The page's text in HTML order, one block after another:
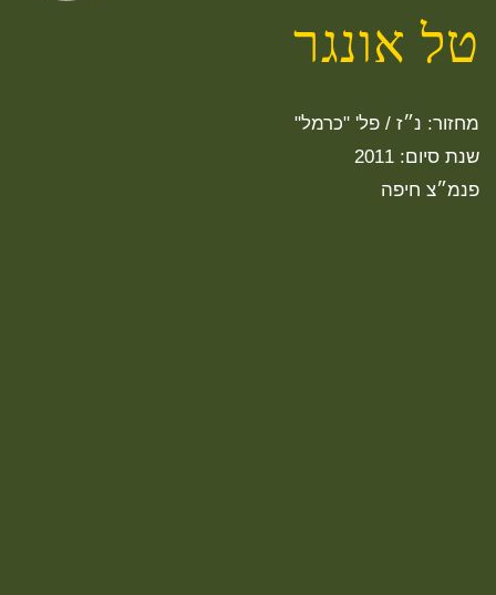
טל אונגר
מחזור: נ״ז / פל' "כרמל"
שנת סיום: 2011
פנמ״צ חיפה